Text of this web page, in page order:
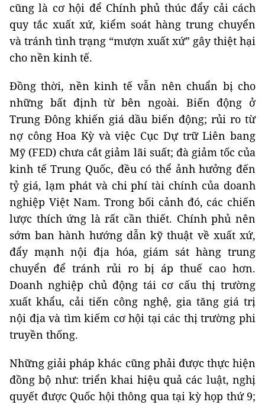
cũng là cơ hội để Chính phủ thúc đẩy cải cách
quy tắc xuất xứ, kiểm soát hàng trung chuyển
và tránh tình trạng “mượn xuất xứ” gây thiệt hại
cho nền kinh tế.
Đồng thời, nền kinh tế vẫn nên chuẩn bị cho
những bất định từ bên ngoài. Biến động ở
Trung Đông khiến giá dầu biến động; rủi ro từ
nợ công Hoa Kỳ và việc Cục Dự trữ Liên bang
Mỹ (FED) chưa cắt giảm lãi suất; đà giảm tốc của
kinh tế Trung Quốc, đều có thể ảnh hưởng đến
tỷ giá, lạm phát và chi phí tài chính của doanh
nghiệp Việt Nam. Trong bối cảnh đó, các chiến
lược thích ứng là rất cần thiết. Chính phủ nên
sớm ban hành hướng dẫn kỹ thuật về xuất xứ,
đẩy mạnh nội địa hóa, giám sát hàng trung
chuyển để tránh rủi ro bị áp thuế cao hơn.
Doanh nghiệp chủ động tái cơ cấu thị trường
xuất khẩu, cải tiến công nghệ, gia tăng giá trị
nội địa và tìm kiếm cơ hội tại các thị trường phi
truyền thống.
Những giải pháp khác cũng phải được thực hiện
đồng bộ như: triển khai hiệu quả các luật, nghị
quyết được Quốc hội thông qua tại kỳ họp thứ 9;